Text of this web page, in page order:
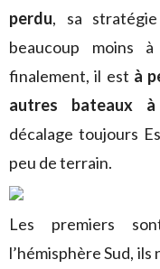
perdu, sa
beaucoup moins
finalement, il est à
autres bateaux à
décalage toujours
peu de terrain.
Les premiers
l’hémisphère Sud, ils